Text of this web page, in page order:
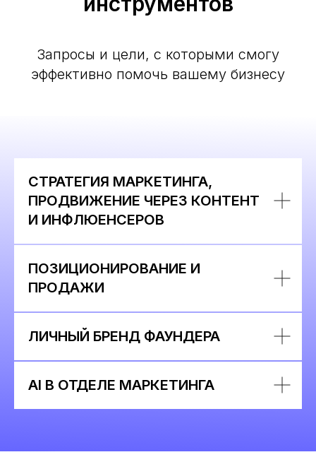
Запросы и цели, с которыми смогу
эффективно помочь вашему бизнесу
СТРАТЕГИЯ МАРКЕТИНГА,
ПРОДВИЖЕНИЕ ЧЕРЕЗ КОНТЕНТ
И ИНФЛЮЕНСЕРОВ
ПОЗИЦИОНИРОВАНИЕ И
ПРОДАЖИ
ЛИЧНЫЙ БРЕНД ФАУНДЕРА
AI В ОТДЕЛЕ МАРКЕТИНГА